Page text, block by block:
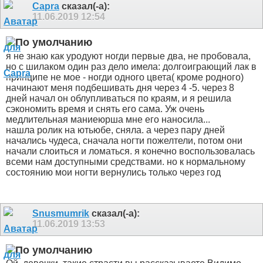
Capra сказал(-а):
11.06.2019 12:54
я не знаю как уродуют ногди первые два, не пробовала,
но с шилаком один раз дело имела: долгоиграющий лак в
принципе не мое - ногди одного цвета( кроме родного)
начинают меня подбешивать дня через 4 -5. через 8
дней начал он облупливаться по краям, и я решила
сэкономить время и снять его сама. Уж очень
медлительная маниеюрша мне его наносила...
нашла ролик на ютьюбе, сняла. а через пару дней
начались чудеса, сначала ногти пожелтели, потом они
начали слоиться и ломаться. я конечно воспользовалась
всеми нам доступными средствами. но к нормальному
состоянию мои ногти вернулись только через год
Snusmumrik сказал(-а):
11.06.2019 13:53